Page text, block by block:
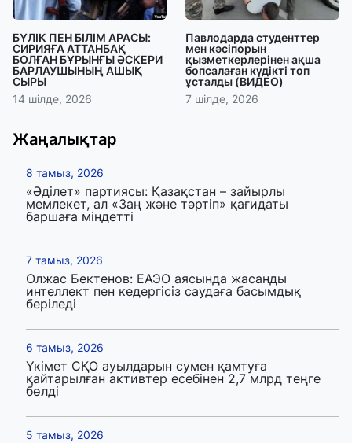
БҮЛІК ПЕН БІЛІМ АРАСЫ:
СИРИЯҒА АТТАНБАҚ
БОЛҒАН БҰРЫНҒЫ ӘСКЕРИ
БАРЛАУШЫНЫҢ АШЫҚ
СЫРЫ
14 шілде, 2026
Павлодарда студенттер
мен кәсіпорын
қызметкерлерінен ақша
бопсалаған күдікті топ
ұсталды (ВИДЕО)
7 шілде, 2026
Жаңалықтар
8 тамыз, 2026
«Әділет» партиясы: Қазақстан – зайырлы
мемлекет, ал «Заң және тәртіп» қағидаты
баршаға міндетті
7 тамыз, 2026
Олжас Бектенов: ЕАЭО аясында жасанды
интеллект пен кедергісіз саудаға басымдық
беріледі
6 тамыз, 2026
Үкімет СҚО ауылдарын сумен қамтуға
қайтарылған активтер есебінен 2,7 млрд теңге
бөлді
5 тамыз, 2026